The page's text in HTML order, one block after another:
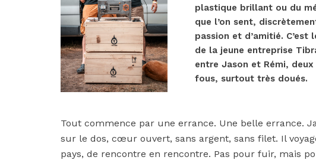
plastique brillant ou du
que l’on sent,
passion et d’amitié.
de la jeune entreprise
entre Jason et Rémi,
fous, surtout très doués.
Tout commence par une errance. Une belle errance.
sur le dos, cœur ouvert, sans argent, sans filet. Il
pays, de rencontre en rencontre. Pas pour fuir, mais